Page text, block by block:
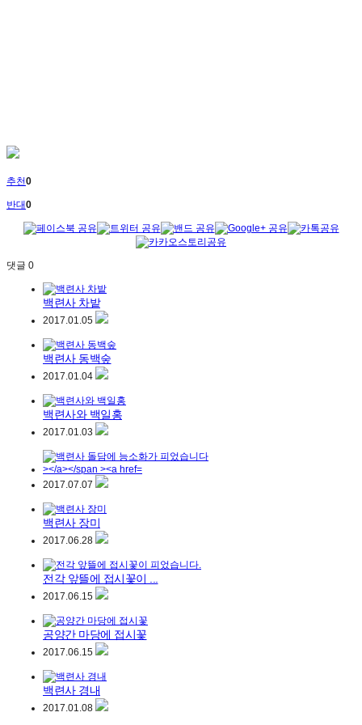
추천0
반대0
댓글 0
백련사 차밭
2017.01.05
백련사 동백숲
2017.01.04
백련사와 백일홍
2017.01.03
2017.07.07
백련사 장미
2017.06.28
전각 앞뜰에 접시꽃이 ...
2017.06.15
공양간 마당에 접시꽃
2017.06.15
백련사 경내
2017.01.08